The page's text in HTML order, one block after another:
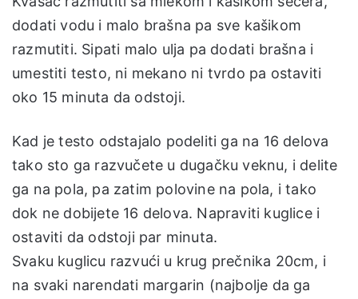
dodati vodu i malo brašna pa sve kašikom
razmutiti. Sipati malo ulja pa dodati brašna i
umestiti testo, ni mekano ni tvrdo pa ostaviti
oko 15 minuta da odstoji.
Kad je testo odstajalo podeliti ga na 16 delova
tako sto ga razvučete u dugačku veknu, i delite
ga na pola, pa zatim polovine na pola, i tako
dok ne dobijete 16 delova. Napraviti kuglice i
ostaviti da odstoji par minuta.
Svaku kuglicu razvući u krug prečnika 20cm, i
na svaki narendati margarin (najbolje da ga